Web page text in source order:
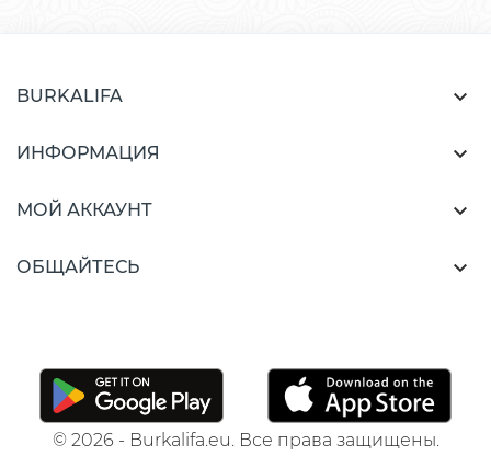
BURKALIFA 
ИНФОРМАЦИЯ 
МОЙ АККАУНТ 
ОБЩАЙТЕСЬ 
© 2026 - Burkalifa.eu. Все права защищены.